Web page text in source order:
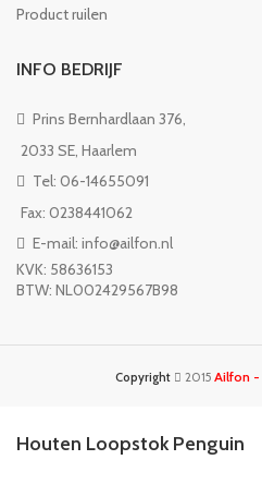
Product ruilen
INFO BEDRIJF
Prins Bernhardlaan 376,
2033 SE, Haarlem
Tel: 06-14655091
Fax: 0238441062
E-mail: info@ailfon.nl
KVK: 58636153
BTW: NL002429567B98
Copyright 2015 Ailfon -
Houten Loopstok Penguin